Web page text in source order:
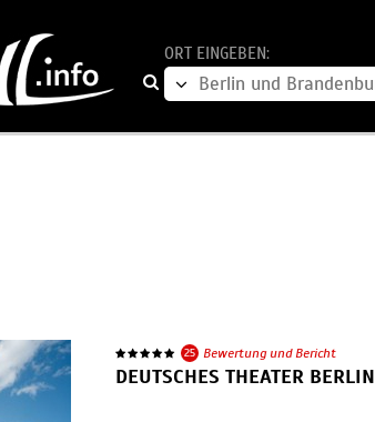
ORT EINGEBEN:
25 Bewertung und Bericht
DEUTSCHES THEATER BERLIN